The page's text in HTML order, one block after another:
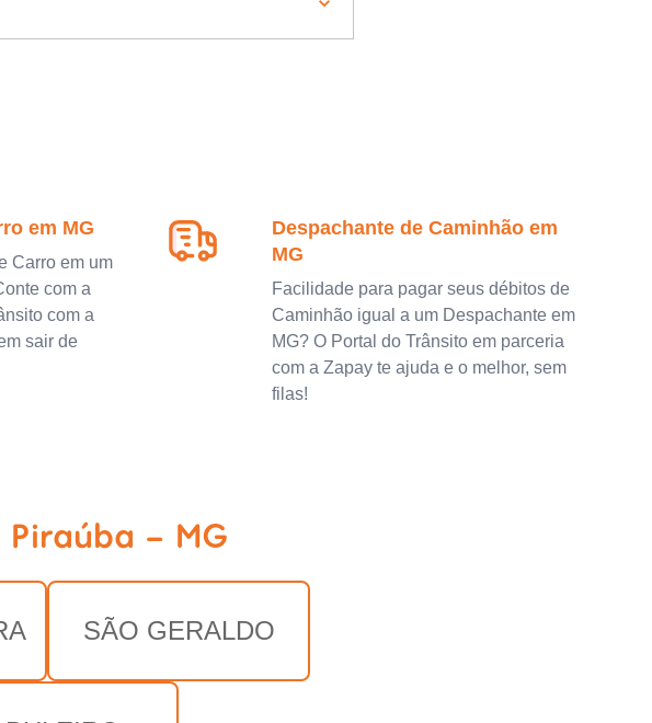
em MG
Carro em um
com a
com a
sair de
Despachante de Caminhão em
MG
Facilidade para pagar seus débitos de
Caminhão igual a um Despachante em
MG? O Portal do Trânsito em parceria
com a Zapay te ajuda e o melhor, sem
filas!
- MG
SÃO GERALDO